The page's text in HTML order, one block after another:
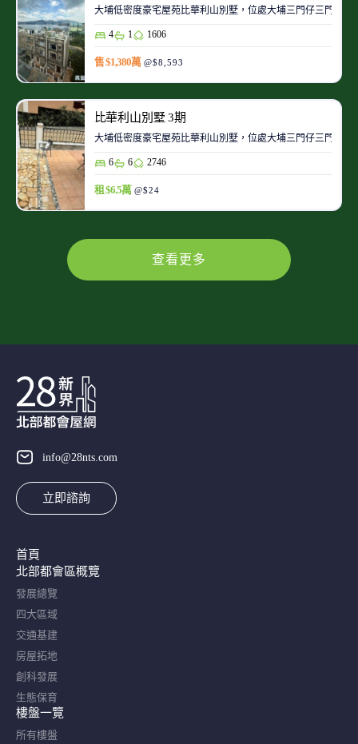
大埔低密度豪宅屋苑比華利山別墅，位處大埔三門仔三門仔
4 1 1606
售 $1,380萬 @$8,593
比華利山別墅 3期
大埔低密度豪宅屋苑比華利山別墅，位處大埔三門仔三門仔
6 6 2746
租 $6.5萬 @$24
查看更多
info@28nts.com
立即諮詢
首頁
北部都會區概覽​
發展總覽
四大區域
交通基建
房屋拓地
創科發展
生態保育
樓盤一覽
所有樓盤